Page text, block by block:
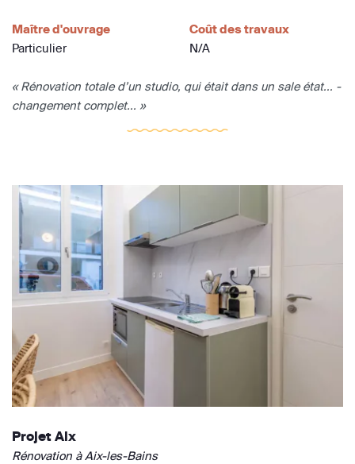
Maître d'ouvrage
Particulier
Coût des travaux
N/A
« Rénovation totale d’un studio, qui était dans un sale état… -
changement complet... »
Projet Aix
Rénovation à Aix-les-Bains